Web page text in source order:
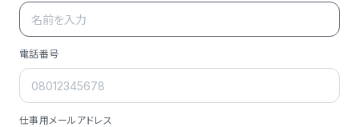
電話番号
仕事用メールアドレス